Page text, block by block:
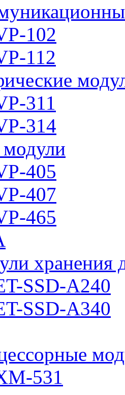
102
112
311
314
модули
405
407
465
хранения
SSD-A240
SSD-A340
531